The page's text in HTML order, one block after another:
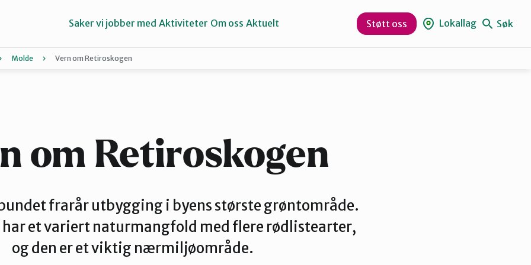
Ørsta og Volda
Saker vi jobber med Aktiviteter Om oss Aktuelt Støtt oss Lokallag Søk
Molde Vern om Retiroskogen
om Retiroskogen
frarår utbygging i byens største grøntområde.
har et variert naturmangfold med flere rødlistearter,
og den er et viktig nærmiljøområde.